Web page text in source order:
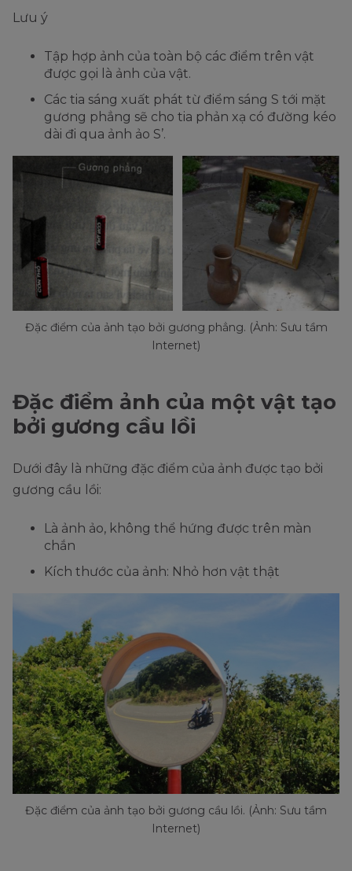
Lưu ý
Tập hợp ảnh của toàn bộ các điểm trên vật
được gọi là ảnh của vật.
Các tia sáng xuất phát từ điểm sáng S tới mặt
gương phẳng sẽ cho tia phản xạ có đường kéo
dài đi qua ảnh ảo S’.
Đặc điểm của ảnh tạo bởi gương phẳng. (Ảnh: Sưu tầm
Internet)
Đặc điểm ảnh của một vật tạo
bởi gương cầu lồi
Dưới đây là những đặc điểm của ảnh được tạo bởi
gương cầu lồi:
Là ảnh ảo, không thể hứng được trên màn
chắn
Kích thước của ảnh: Nhỏ hơn vật thật
Đặc điểm của ảnh tạo bởi gương cầu lồi. (Ảnh: Sưu tầm
Internet)